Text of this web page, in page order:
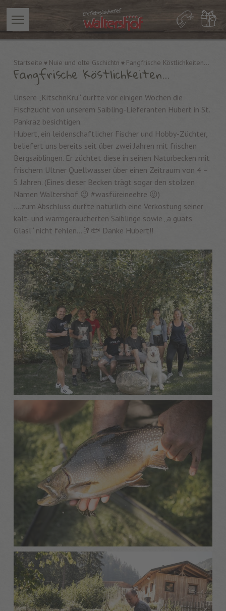
Startseite Nuie und olte Gschichtn Fangfrische Köstlichkeiten...
Fangfrische Köstlichkeiten...
Unsere „KitschnKru“ durfte vor einigen Wochen die
Fischzucht von unserem Saibling-Lieferanten Hubert in St.
Pankraz besichtigen.
Hubert, ein leidenschaftlicher Fischer und Hobby-Züchter,
beliefert uns bereits seit über zwei Jahren mit frischen
Bergsaiblingen. Er züchtet diese in seinen Naturbecken mit
frischem Ultner Quellwasser über einen Zeitraum von 4 –
5 Jahren. (Eines dieser Becken trägt sogar den stolzen
Namen Waltershof 😉 #wasfüreineehre 😜)
….zum Abschluss durfte natürlich eine Verkostung seiner
kalt- und warmgeräucherten Saiblinge sowie „a guats
Glasl“ nicht fehlen…🥂🐟 Danke Hubert!!